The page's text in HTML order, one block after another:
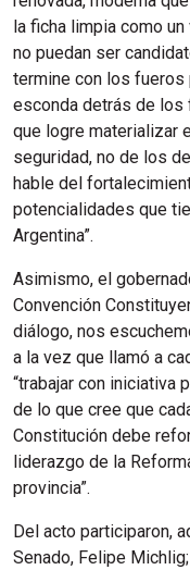
la ficha limpia como
no puedan ser
termine con los fueros
esconda detrás de los
que logre materializar
seguridad, no de los
hable del
potencialidades que
Argentina”.
Asimismo, el
Convención
diálogo, nos
a la vez que llamó a
“trabajar con iniciativa
de lo que cree que
Constitución debe
liderazgo de la
provincia”.
Del acto participaron,
Senado, Felipe